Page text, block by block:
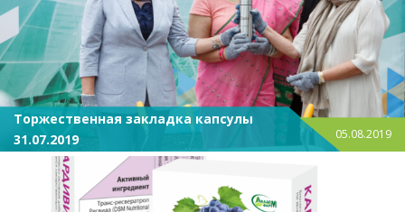
Торжественная закладка капсулы
31.07.2019
05.08.2019